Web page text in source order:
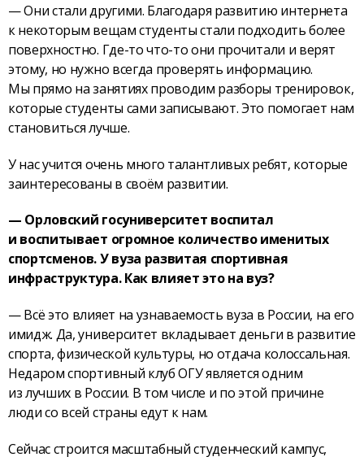
— Они стали другими. Благодаря развитию интернета
к некоторым вещам студенты стали подходить более
поверхностно. Где-то что-то они прочитали и верят
этому, но нужно всегда проверять информацию.
Мы прямо на занятиях проводим разборы тренировок,
которые студенты сами записывают. Это помогает нам
становиться лучше.
У нас учится очень много талантливых ребят, которые
заинтересованы в своём развитии.
— Орловский госуниверситет воспитал
и воспитывает огромное количество именитых
спортсменов. У вуза развитая спортивная
инфраструктура. Как влияет это на вуз?
— Всё это влияет на узнаваемость вуза в России, на его
имидж. Да, университет вкладывает деньги в развитие
спорта, физической культуры, но отдача колоссальная.
Недаром спортивный клуб ОГУ является одним
из лучших в России. В том числе и по этой причине
люди со всей страны едут к нам.
Сейчас строится масштабный студенческий кампус,